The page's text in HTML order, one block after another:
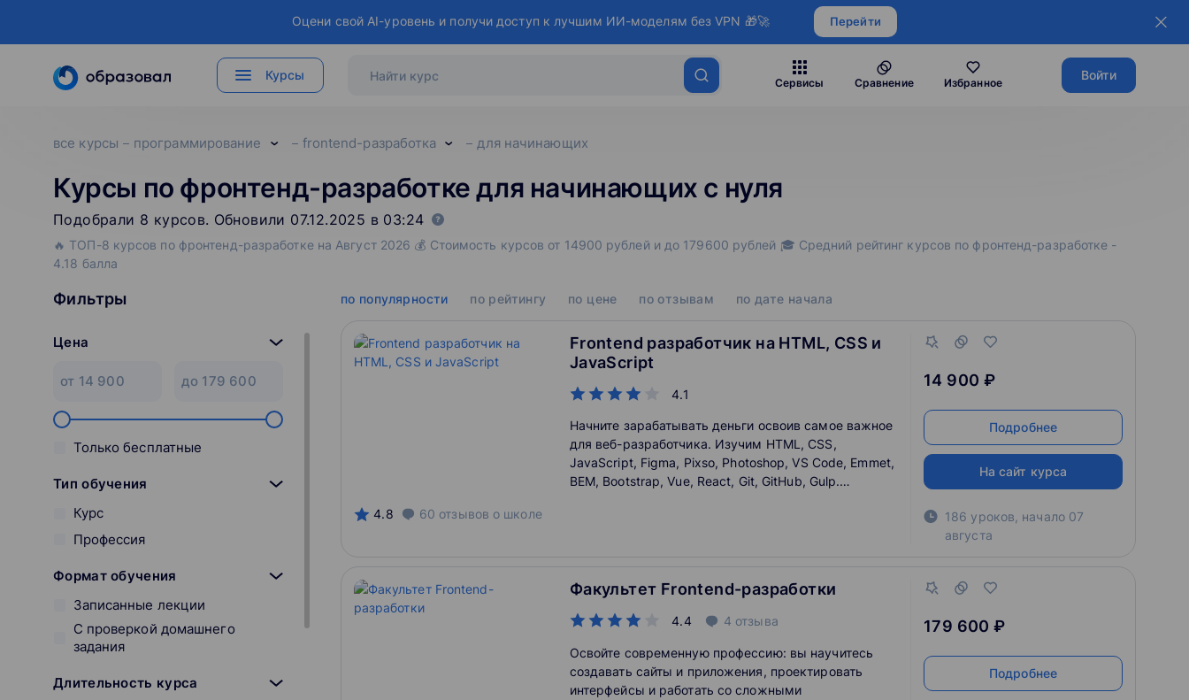
Оцени свой AI-уровень и получи доступ к лучшим ИИ-моделям без VPN 🎁🚀 Перейти
Курсы
Сервисы Сравнение Избранное
Войти
все курсы программирование frontend-разработка для начинающих
Курсы по фронтенд-разработке для начинающих с нуля
Подобрали 8 курсов. Обновили 07.12.2025 в 03:24
🔥 ТОП-8 курсов по фронтенд-разработке на Август 2026 💰 Стоимость курсов от 14900 рублей и до 179600 рублей 🎓 Средний рейтинг курсов по фронтенд-разработке -
4.18 балла
Фильтры
Цена
Только бесплатные
Тип обучения
Курс
Профессия
Формат обучения
Записанные лекции
С проверкой домашнего
задания
Длительность курса
по популярности по рейтингу по цене по отзывам по дате начала
4.8 60 отзывов о школе
Frontend разработчик на HTML, CSS и
JavaScript
4.1
Начните зарабатывать деньги освоив самое важное
для веб-разработчика. Изучим HTML, CSS,
JavaScript, Figma, Pixso, Photoshop, VS Code, Emmet,
BEM, Bootstrap, Vue, React, Git, GitHub, Gulp.
14 900 ₽
Подробнее
На сайт курса
186 уроков начало 07
августа
Факультет Frontend-разработки
4.4 4 отзыва
Освойте современную профессию: вы научитесь
создавать сайты и приложения, проектировать
интерфейсы и работать со сложными
179 600 ₽
Подробнее